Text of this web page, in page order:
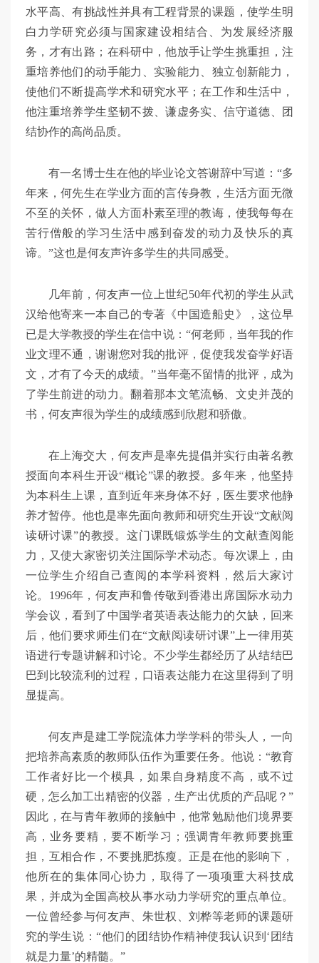
水平高、有挑战性并具有工程背景的课题，使学生明
白力学研究必须与国家建设相结合、为发展经济服
务，才有出路；在科研中，他放手让学生挑重担，注
重培养他们的动手能力、实验能力、独立创新能力，
使他们不断提高学术和研究水平；在工作和生活中，
他注重培养学生坚韧不拨、谦虚务实、信守道德、团
结协作的高尚品质。
有一名博士生在他的毕业论文答谢辞中写道：“多
年来，何先生在学业方面的言传身教，生活方面无微
不至的关怀，做人方面朴素至理的教诲，使我每每在
苦行僧般的学习生活中感到奋发的动力及快乐的真
谛。”这也是何友声许多学生的共同感受。
几年前，何友声一位上世纪50年代初的学生从武
汉给他寄来一本自己的专著《中国造船史》，这位早
已是大学教授的学生在信中说：“何老师，当年我的作
业文理不通，谢谢您对我的批评，促使我发奋学好语
文，才有了今天的成绩。”当年毫不留情的批评，成为
了学生前进的动力。翻着那本文笔流畅、文史并茂的
书，何友声很为学生的成绩感到欣慰和骄傲。
在上海交大，何友声是率先提倡并实行由著名教
授面向本科生开设“概论”课的教授。多年来，他坚持
为本科生上课，直到近年来身体不好，医生要求他静
养才暂停。他也是率先面向教师和研究生开设“文献阅
读研讨课”的教授。这门课既锻炼学生的文献查阅能
力，又使大家密切关注国际学术动态。每次课上，由
一位学生介绍自己查阅的本学科资料，然后大家讨
论。1996年，何友声和鲁传敬到香港出席国际水动力
学会议，看到了中国学者英语表达能力的欠缺，回来
后，他们要求师生们在“文献阅读研讨课”上一律用英
语进行专题讲解和讨论。不少学生都经历了从结结巴
巴到比较流利的过程，口语表达能力在这里得到了明
显提高。
何友声是建工学院流体力学学科的带头人，一向
把培养高素质的教师队伍作为重要任务。他说：“教育
工作者好比一个模具，如果自身精度不高，或不过
硬，怎么加工出精密的仪器，生产出优质的产品呢？”
因此，在与青年教师的接触中，他常勉励他们境界要
高，业务要精，要不断学习；强调青年教师要挑重
担，互相合作，不要挑肥拣瘦。正是在他的影响下，
他所在的集体同心协力，取得了一项项重大科技成
果，并成为全国高校从事水动力学研究的重点单位。
一位曾经参与何友声、朱世权、刘桦等老师的课题研
究的学生说：“他们的团结协作精神使我认识到‘团结
就是力量’的精髓。”